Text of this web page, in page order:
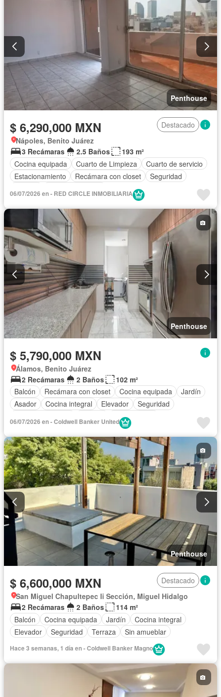
Penthouse
$ 6,290,000 MXN
Destacado
Nápoles, Benito Juárez
3 Recámaras
2.5 Baños
193 m²
Cocina equipada
Cuarto de Limpieza
Cuarto de servicio
Estacionamiento
Recámara con closet
Seguridad
06/07/2026 en - RED CIRCLE INMOBILIARIA
Penthouse
$ 5,790,000 MXN
Álamos, Benito Juárez
2 Recámaras
2 Baños
102 m²
Balcón
Recámara con closet Cocina equipada
Jardín
Asador
Cocina integral Elevador
Seguridad
Sin amueblar
06/07/2026 en - Coldwell Banker United
Penthouse
$ 6,600,000 MXN
Destacado
San Miguel Chapultepec Ii Sección, Miguel Hidalgo
2 Recámaras
2 Baños
114 m²
Balcón
Cocina equipada Jardín
Cocina integral
Elevador
Seguridad Terraza Sin amueblar
Hace 3 semanas, 1 día en - Coldwell Banker Magno